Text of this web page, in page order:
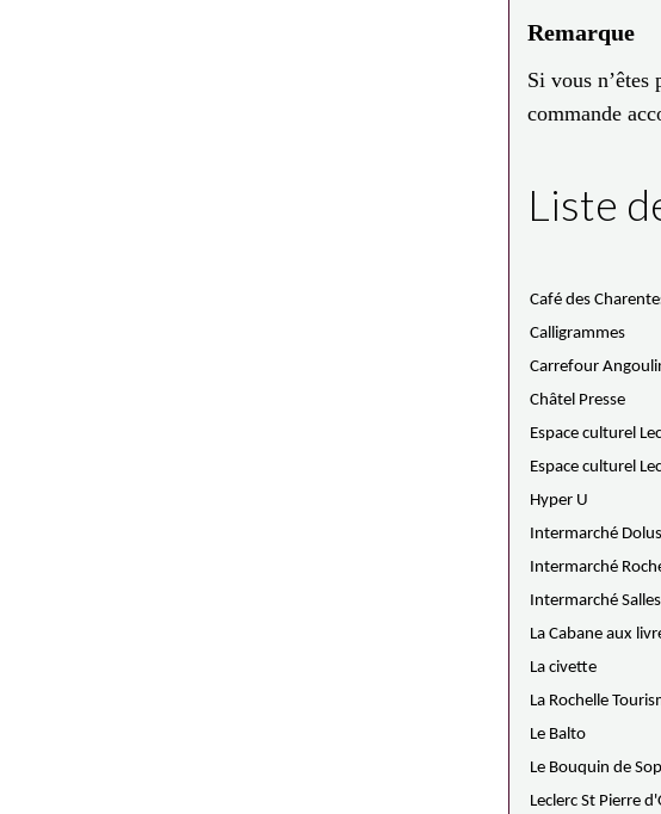
Remarque
Si vous n’êtes
commande
Liste
Café des
Calligrammes
Carrefour
Châtel Presse
Espace culturel
Espace culturel
Hyper U
Intermarché
Intermarché
Intermarché
La Cabane aux
La civette
La Rochelle
Le Balto
Le Bouquin de
Leclerc St Pierre